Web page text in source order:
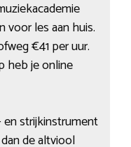
voor les aan huis.
€41 per uur.
heb je online
en strijkinstrument
de altviool